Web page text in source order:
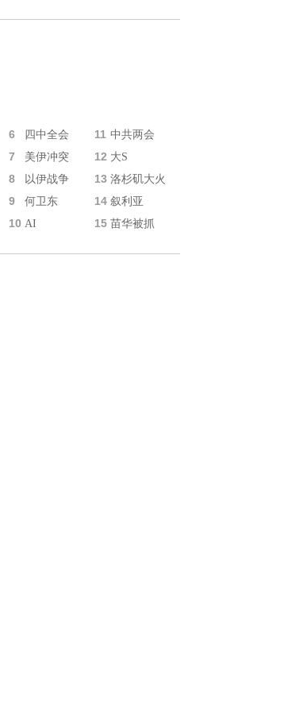
6 四中全会 11 中共两会
7 美伊冲突 12 大S
8 以伊战争 13 洛杉矶大火
9 何卫东 14 叙利亚
10 AI 15 苗华被抓